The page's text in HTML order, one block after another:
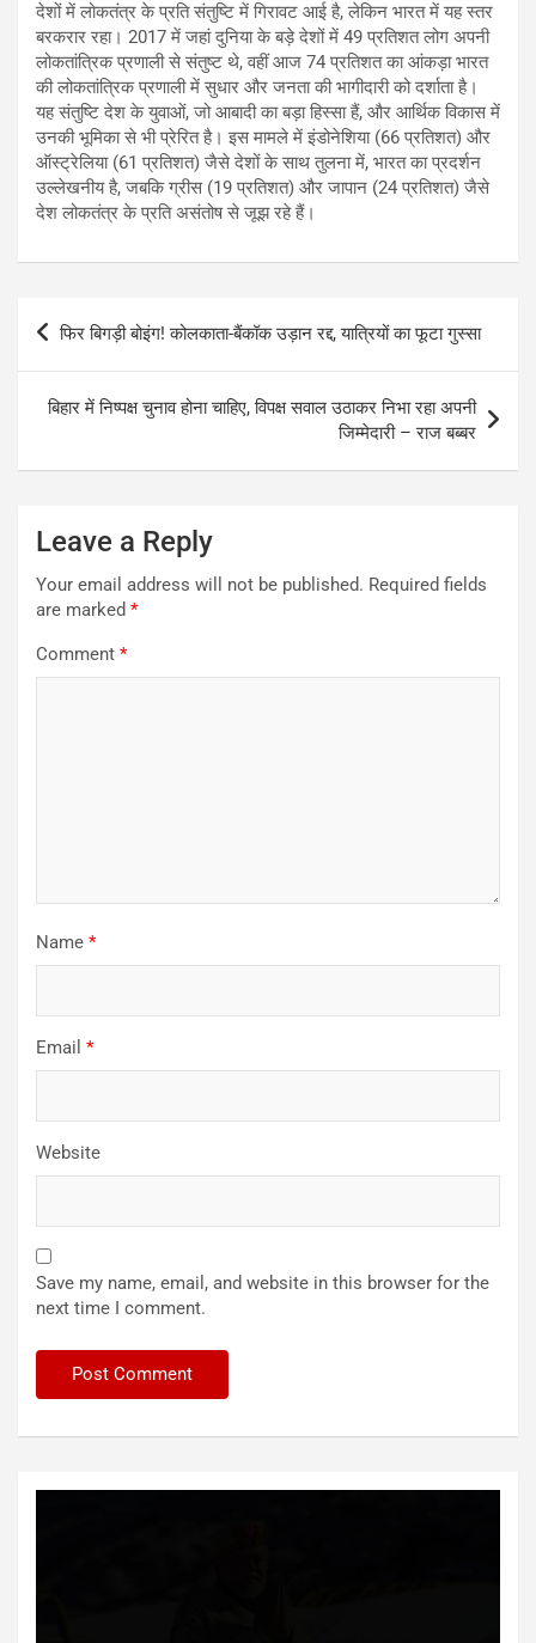
देशों में लोकतंत्र के प्रति संतुष्टि में गिरावट आई है, लेकिन भारत में यह स्तर
बरकरार रहा। 2017 में जहां दुनिया के बड़े देशों में 49 प्रतिशत लोग अपनी
लोकतांत्रिक प्रणाली से संतुष्ट थे, वहीं आज 74 प्रतिशत का आंकड़ा भारत
की लोकतांत्रिक प्रणाली में सुधार और जनता की भागीदारी को दर्शाता है।
यह संतुष्टि देश के युवाओं, जो आबादी का बड़ा हिस्सा हैं, और आर्थिक विकास में
उनकी भूमिका से भी प्रेरित है। इस मामले में इंडोनेशिया (66 प्रतिशत) और
ऑस्ट्रेलिया (61 प्रतिशत) जैसे देशों के साथ तुलना में, भारत का प्रदर्शन
उल्लेखनीय है, जबकि ग्रीस (19 प्रतिशत) और जापान (24 प्रतिशत) जैसे
देश लोकतंत्र के प्रति असंतोष से जूझ रहे हैं।
Post
navigation
फिर बिगड़ी बोइंग! कोलकाता-बैंकॉक उड़ान रद्द, यात्रियों का फूटा गुस्सा
बिहार में निष्पक्ष चुनाव होना चाहिए, विपक्ष सवाल उठाकर निभा रहा अपनी
जिम्मेदारी – राज बब्बर
Leave a Reply
Your email address will not be published. Required fields
are marked *
Comment *
Name *
Email *
Website
Save my name, email, and website in this browser for the
next time I comment.